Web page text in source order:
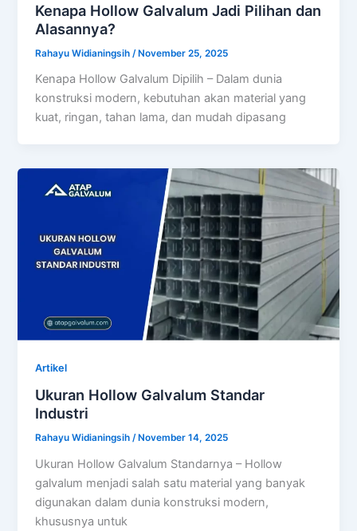
Kenapa Hollow Galvalum Jadi Pilihan dan
Alasannya?
Rahayu Widianingsih /November 25, 2025
Kenapa Hollow Galvalum Dipilih – Dalam dunia
konstruksi modern, kebutuhan akan material yang
kuat, ringan, tahan lama, dan mudah dipasang
Artikel
Ukuran Hollow Galvalum Standar
Industri
Rahayu Widianingsih/ November 14, 2025
Ukuran Hollow Galvalum Standarnya – Hollow
galvalum menjadi salah satu material yang banyak
digunakan dalam dunia konstruksi modern,
khususnya untuk